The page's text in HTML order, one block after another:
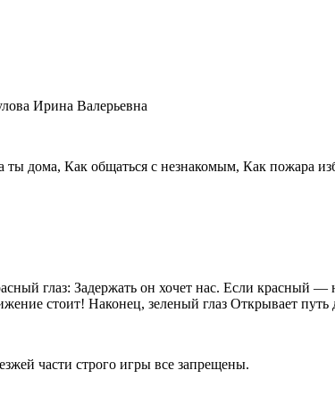
Ирина Валерьевна
ты дома, Как общаться с незнакомым, Как пожара
глаз: Задержать он хочет нас. Если
стоит! Наконец, зеленый глаз Открывает
части строго игры все запрещены.